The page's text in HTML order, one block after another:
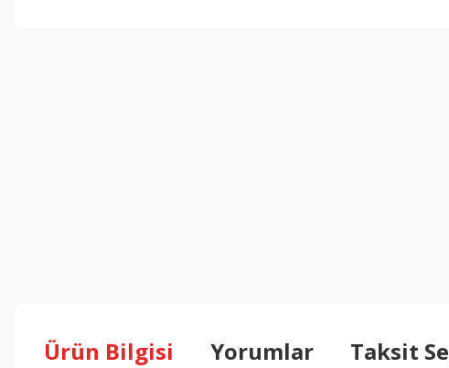
Ürün Bilgisi Yorumlar Taksit